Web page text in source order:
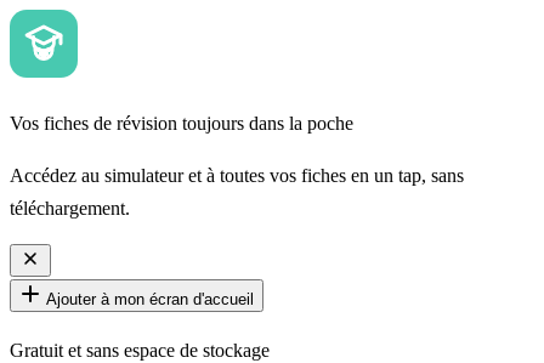
Vos fiches de révision toujours dans la poche
Accédez au simulateur et à toutes vos fiches en un tap, sans
téléchargement.
Ajouter à mon écran d'accueil
Gratuit et sans espace de stockage